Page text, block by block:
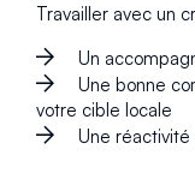
Travailler avec un
Un
Une bonne
votre cible locale
Une